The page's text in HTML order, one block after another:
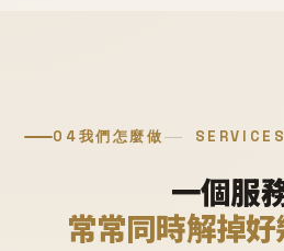
04我們怎麼做 SERVICES
一個服
常常同時解掉好